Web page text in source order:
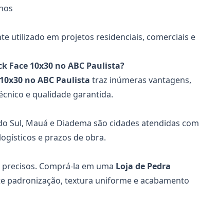
utilizado em projetos residenciais, comerciais e
Face 10x30 no ABC Paulista?
no ABC Paulista traz inúmeras vantagens,
e qualidade garantida.
Sul, Mauá e Diadema são cidades atendidas com
e prazos de obra.
Comprá-la em uma Loja de Pedra
padronização, textura uniforme e acabamento